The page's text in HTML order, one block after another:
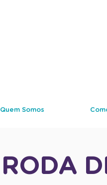
Quem Somos
RODA